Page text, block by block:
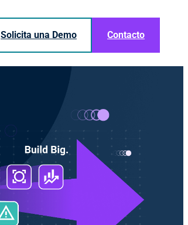
Solicita una Demo Contacto